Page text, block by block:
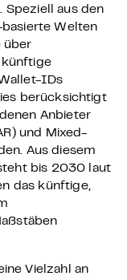
Speziell aus den
basierte Welten
über
künftige
IDs
berücksichtigt
Anbieter
und Mixed-
Aus diesem
bis 2030 laut
das künftige,
Vielzahl an